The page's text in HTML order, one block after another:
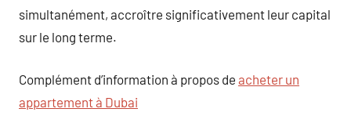
simultanément, accroître significativement leur capital
sur le long terme.
Complément d’information à propos de acheter un
appartement à Dubai